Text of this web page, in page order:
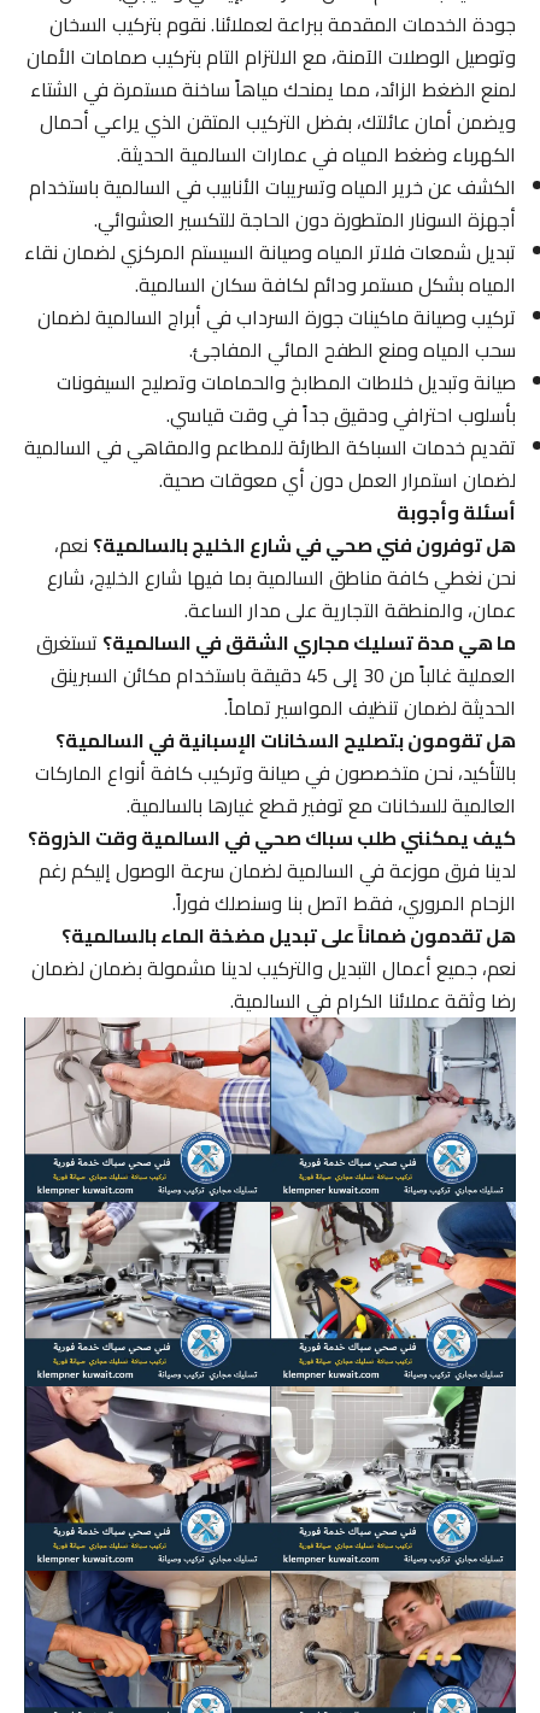
جودة الخدمات المقدمة ببراعة لعملائنا. نقوم بتركيب السخان
وتوصيل الوصلات الآمنة، مع الالتزام التام بتركيب صمامات الأمان
لمنع الضغط الزائد، مما يمنحك مياهاً ساخنة مستمرة في الشتاء
ويضمن أمان عائلتك، بفضل التركيب المتقن الذي يراعي أحمال
الكهرباء وضغط المياه في عمارات السالمية الحديثة.
الكشف عن خرير المياه وتسريبات الأنابيب في السالمية باستخدام
أجهزة السونار المتطورة دون الحاجة للتكسير العشوائي.
تبديل شمعات فلاتر المياه وصيانة السيستم المركزي لضمان نقاء
المياه بشكل مستمر ودائم لكافة سكان السالمية.
تركيب وصيانة ماكينات جورة السرداب في أبراج السالمية لضمان
سحب المياه ومنع الطفح المائي المفاجئ.
صيانة وتبديل خلاطات المطابخ والحمامات وتصليح السيفونات
بأسلوب احترافي ودقيق جداً في وقت قياسي.
تقديم خدمات السباكة الطارئة للمطاعم والمقاهي في السالمية
لضمان استمرار العمل دون أي معوقات صحية.
أسئلة وأجوبة
هل توفرون فني صحي في شارع الخليج بالسالمية؟نعم،
نحن نغطي كافة مناطق السالمية بما فيها شارع الخليج، شارع
عمان، والمنطقة التجارية على مدار الساعة.
ما هي مدة تسليك مجاري الشقق في السالمية؟تستغرق
العملية غالباً من 30 إلى 45 دقيقة باستخدام مكائن السبرينق
الحديثة لضمان تنظيف المواسير تماماً.
هل تقومون بتصليح السخانات الإسبانية في السالمية؟
بالتأكيد، نحن متخصصون في صيانة وتركيب كافة أنواع الماركات
العالمية للسخانات مع توفير قطع غيارها بالسالمية.
كيف يمكنني طلب سباك صحي في السالمية وقت الذروة؟
لدينا فرق موزعة في السالمية لضمان سرعة الوصول إليكم رغم
الزحام المروري، فقط اتصل بنا وسنصلك فوراً.
هل تقدمون ضماناً على تبديل مضخة الماء بالسالمية؟
نعم، جميع أعمال التبديل والتركيب لدينا مشمولة بضمان لضمان
رضا وثقة عملائنا الكرام في السالمية.